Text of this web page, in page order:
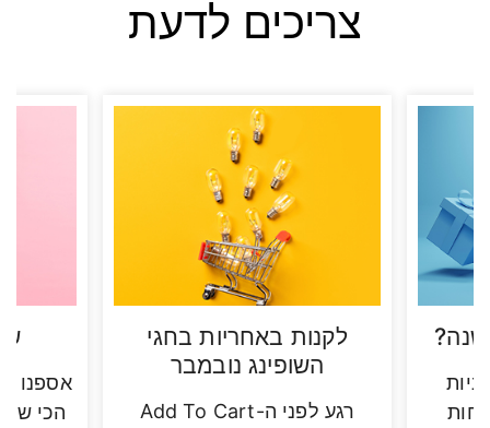
צריכים לדעת
לקנות באחריות בחגי
השופינג נובמבר
רגע לפני ה-Add To Cart
אספנו
הכי